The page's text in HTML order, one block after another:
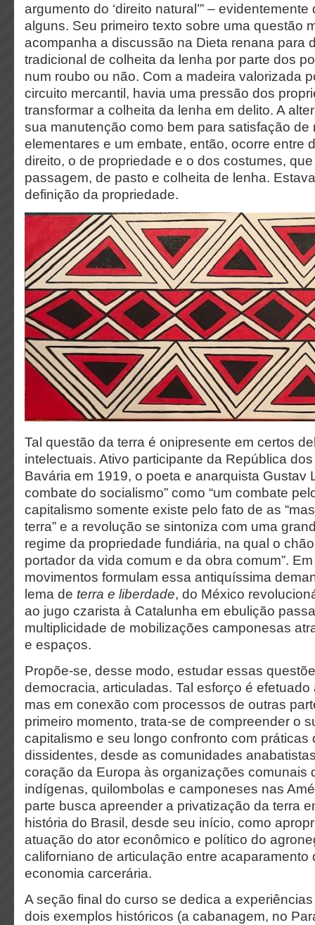
argumento do ‘direito natural’” –
alguns. Seu primeiro texto sobre uma questão
acompanha a discussão na Dieta renana para
tradicional de colheita da lenha por parte dos
num roubo ou não. Com a madeira valorizada
circuito mercantil, havia uma pressão dos
transformar a colheita da lenha em delito. A
sua manutenção como bem para satisfação de
elementares e um embate, então, ocorre entre
direito, o de propriedade e o dos costumes,
passagem, de pasto e colheita de lenha.
definição da propriedade.
Tal questão da terra é onipresente em certos
intelectuais. Ativo participante da República
Bavária em 1919, o poeta e anarquista Gustav
combate do socialismo” como “um combate
capitalismo somente existe pelo fato de as
terra” e a revolução se sintoniza com uma
regime da propriedade fundiária, na qual o
portador da vida comum e da obra comum”.
movimentos formulam essa antiquíssima
lema de terra e liberdade, do México
ao jugo czarista à Catalunha em ebulição
multiplicidade de mobilizações camponesas
e espaços.
Propõe-se, desse modo, estudar essas
democracia, articuladas. Tal esforço é efetuado
mas em conexão com processos de outras
primeiro momento, trata-se de compreender o
capitalismo e seu longo confronto com práticas
dissidentes, desde as comunidades
coração da Europa às organizações comunais
indígenas, quilombolas e camponeses nas
parte busca apreender a privatização da terra
história do Brasil, desde seu início, como
atuação do ator econômico e político do
californiano de articulação entre acaparamento
economia carcerária.
A seção final do curso se dedica a
dois exemplos históricos (a cabanagem, no